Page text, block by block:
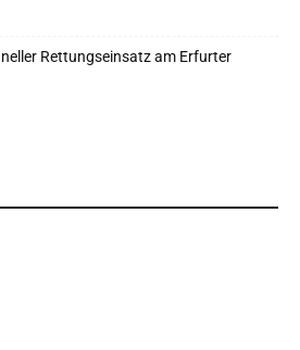
Rettungseinsatz am Erfurter